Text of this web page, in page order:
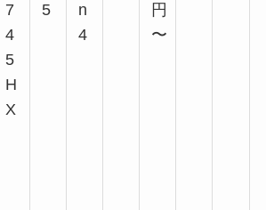
7
4
5
H
X
5
n
4
円
〜